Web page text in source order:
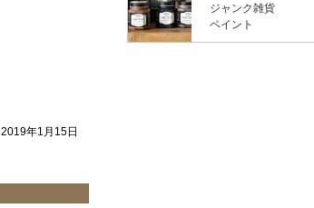
2019年1月15日
ジャンク雑貨
ペイント